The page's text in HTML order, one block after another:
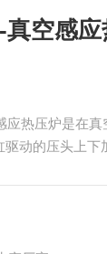
真空感
应热压炉是在
动的压头上下